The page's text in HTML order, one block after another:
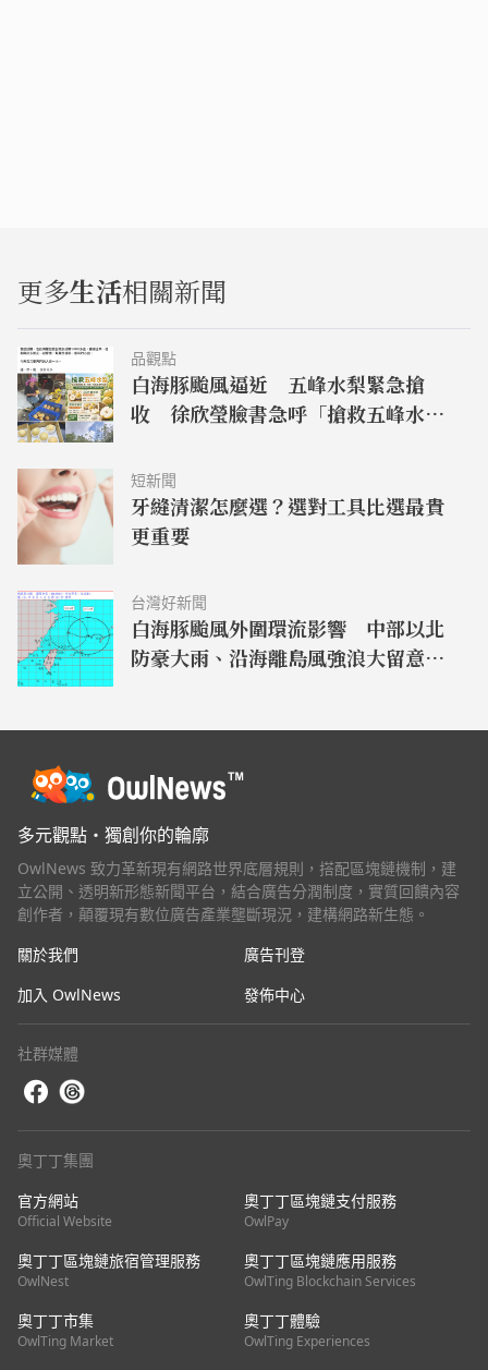
更多生活相關新聞
品觀點
白海豚颱風逼近 五峰水梨緊急搶
收 徐欣瑩臉書急呼「搶救五峰水
短新聞
牙縫清潔怎麼選？選對工具比選最貴
更重要
台灣好新聞
白海豚颱風外圍環流影響 中部以北
防豪大雨、沿海離島風強浪大留意巨
多元觀點・獨創你的輪廓
OwlNews 致力革新現有網路世界底層規則，搭配區塊鏈機制，建
立公開、透明新形態新聞平台，結合廣告分潤制度，實質回饋內容
創作者，顛覆現有數位廣告產業壟斷現況，建構網路新生態。
關於我們
廣告刊登
加入 OwlNews
發佈中心
社群媒體
奧丁丁集團
官方網站
Official Website
奧丁丁區塊鏈支付服務
OwlPay
奧丁丁區塊鏈旅宿管理服務
OwlNest
奧丁丁區塊鏈應用服務
OwlTing Blockchain Services
奧丁丁市集
OwlTing Market
奧丁丁體驗
OwlTing Experiences